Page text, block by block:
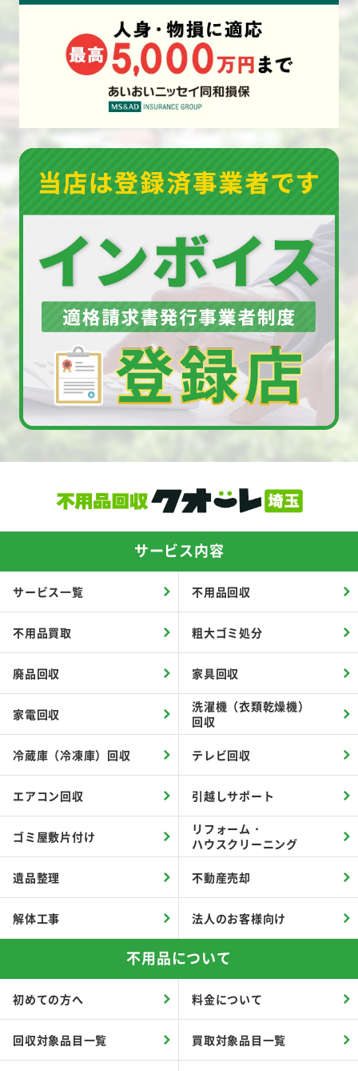
サービス内容
サービス一覧 不用品回収
不用品買取 粗大ゴミ処分
廃品回収 家具回収
家電回収
洗濯機（衣類乾燥機）
回収
冷蔵庫（冷凍庫）回収 テレビ回収
エアコン回収 引越しサポート
ゴミ屋敷片付け
リフォーム・
ハウスクリーニング
遺品整理 不動産売却
解体工事 法人のお客様向け
不用品について
初めての方へ 料金について
回収対象品目一覧 買取対象品目一覧